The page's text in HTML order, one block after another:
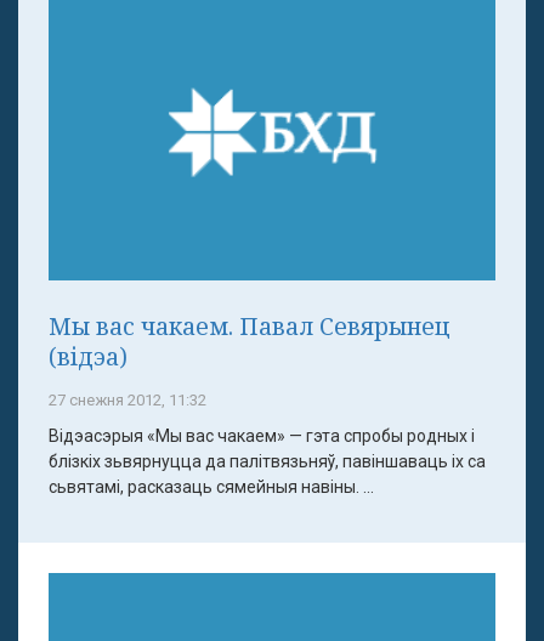
Мы вас чакаем. Павал Севярынец
(відэа)
27 снежня 2012, 11:32
Відэасэрыя «Мы вас чакаем» — гэта спробы родных і
блізкіх зьвярнуцца да палітвязьняў, павіншаваць іх са
сьвятамі, расказаць сямейныя навіны. ...